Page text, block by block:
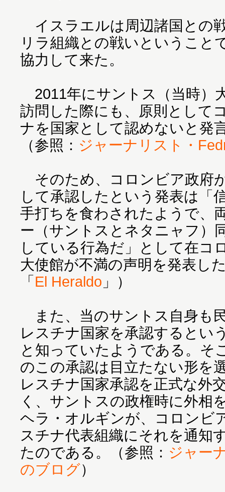
イスラエルは周辺諸国との
リラ組織との戦いということ
協力して来た。
2011年にサントス（当時）
訪問した際にも、原則として
ナを国家として認めないと発
（参照： ジャーナリスト・
そのため、コロンビア政府
して承認したという発表は「
手打ちを食わされたようで、
ー（サントスとネタニャフ）
している行為だ」として在コ
大使館が不満の声明を発表し
「El Heraldo 」）
また、当のサントス自身も
レスチナ国家を承認するとい
と知っていたようである。そ
のこの承認は目立たない形を
レスチナ国家承認を正式な外
く、サントスの政権時に外相
ヘラ・オルギンが、コロンビ
スチナ代表組織にそれを通知
たのである。（参照： ジャー
のブログ）